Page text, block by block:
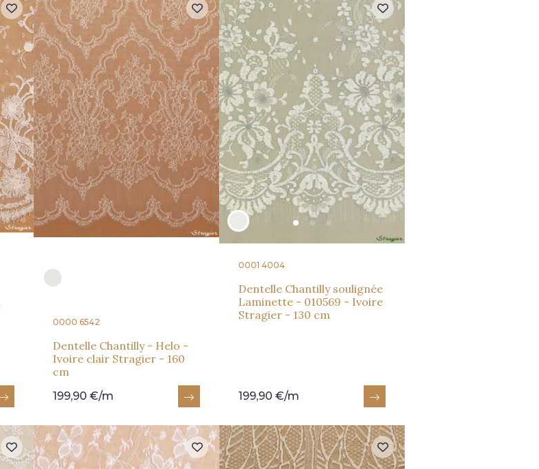
0000 6542
Dentelle Chantilly - Helo -
Ivoire clair Stragier - 160
cm
199,90 €/m
0001 4004
Dentelle Chantilly soulignée
Laminette - 010569 - Ivoire
Stragier - 130 cm
199,90 €/m